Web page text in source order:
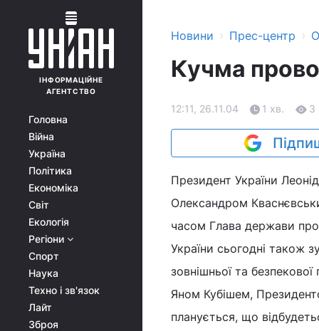
ІНФОРМАЦІЙНЕ
АГЕНТСТВО
Головна
Війна
Україна
Політика
Економіка
Світ
Екологія
Регіони
Спорт
Наука
Техно і зв'язок
Лайт
Зброя
Новини › Прес-центр ›
Кучма
12:11, 26.11.04 1 хв. 3
Президент України
Олександром
часом Глава держави
України сьогодні також
зовнішньої та
Яном Кубішем,
планується, що